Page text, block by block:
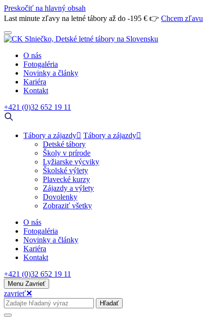
Preskočiť na hlavný obsah
Last minute zľavy na letné tábory až do -195 € 👉 Chcem zľavu
O nás
Fotogaléria
Novinky a články
Kariéra
Kontakt
+421 (0)32 652 19 11
Tábory a zájazdy
Tábory a zájazdy
Detské tábory
Školy v prírode
Lyžiarske výcviky
Školské výlety
Plavecké kurzy
Zájazdy a výlety
Dovolenky
Zobraziť všetky
O nás
Fotogaléria
Novinky a články
Kariéra
Kontakt
+421 (0)32 652 19 11
Menu Zavrieť
zavrieť✕
Hľadať